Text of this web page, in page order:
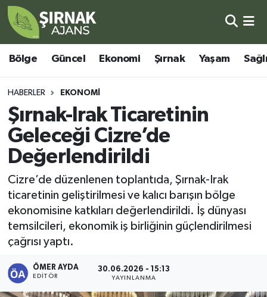
Bölge Güncel Ekonomi Şırnak Yaşam
HABERLER EKONOMI
Şırnak-Irak Ticaretinin
Geleceği Cizre’de
Değerlendirildi
Cizre’de düzenlenen toplantıda, Şırnak-Irak
ticaretinin geliştirilmesi ve kalıcı barışın bölge
ekonomisine katkıları değerlendirildi. İş dünyası
temsilcileri, ekonomik iş birliğinin güçlendirilmesi
çağrısı yaptı.
ÖMER AYDA
EDITÖR
30.06.2026 - 15:13
YAYINLANMA
Bölge
Güncel
Ekonomi
Şırnak
Yaşam
Sağlık
Eğitim
Şırnak Nöbetçi Eczaneler
Şırnak Hava Durumu
Şirnak Namaz Vakitleri
Şırnak Trafik Yoğunluk Haritası
Süper Lig Puan Durumu ve Fikstür
Tüm Manşetler
Son Dakika Haberleri